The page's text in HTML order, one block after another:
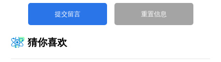
猜你喜欢